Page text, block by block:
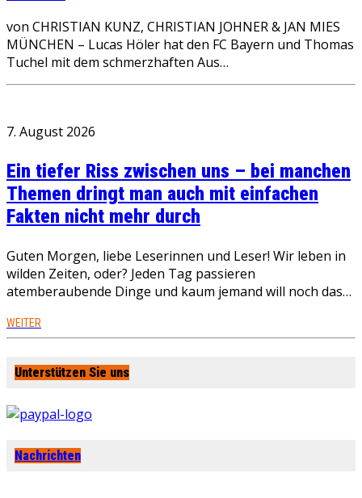
von CHRISTIAN KUNZ, CHRISTIAN JOHNER & JAN MIES
MÜNCHEN – Lucas Höler hat den FC Bayern und Thomas
Tuchel mit dem schmerzhaften Aus…
7. August 2026
Ein tiefer Riss zwischen uns – bei manchen
Themen dringt man auch mit einfachen
Fakten nicht mehr durch
Guten Morgen, liebe Leserinnen und Leser! Wir leben in
wilden Zeiten, oder? Jeden Tag passieren
atemberaubende Dinge und kaum jemand will noch das…
WEITER
Unterstützen Sie uns
Nachrichten